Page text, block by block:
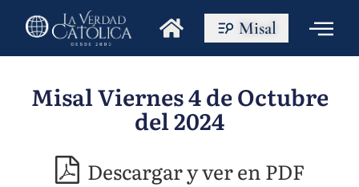
Misal
Misal Viernes 4 de Octubre
del 2024
Descargar y ver en PDF